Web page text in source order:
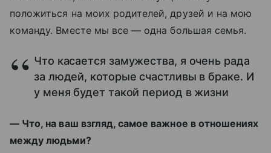
положиться на моих родителей, друзей и на мою
команду. Вместе мы все— одна большая семья.
Что касается замужества, я очень рада
за людей, которые счастливы в браке. И
у меня будет такой период в жизни
— Что, на ваш взгляд, самое важное в отношениях
между людьми?